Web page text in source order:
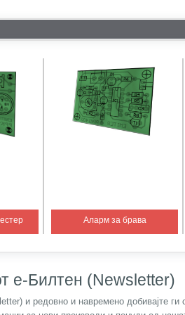
Аларм за брава
е-Билтен (Newsletter)
и редовно и навремено добивајте